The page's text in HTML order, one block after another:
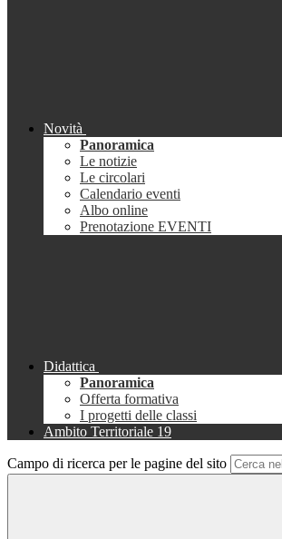
Novità
Panoramica
Le notizie
Le circolari
Calendario eventi
Albo online
Prenotazione EVENTI
Didattica
Panoramica
Offerta formativa
I progetti delle classi
Ambito Territoriale 19
Campo di ricerca per le pagine del sito